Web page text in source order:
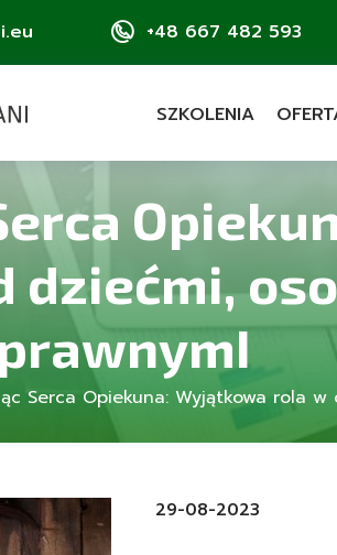
+48 667 482 593
SZKOLENIA
dziećmi,
Serca Opiekuna: Wyjątkowa rola
29-08-2023